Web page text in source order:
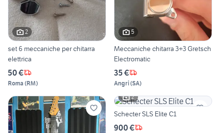
2
set 6 meccaniche per chitarra
elettrica
50 €
Roma (RM)
5
Meccaniche chitarra 3+3 Gretsch
Electromatic
35 €
Angri(SA)
2
Schecter SLS Elite C1
900 €